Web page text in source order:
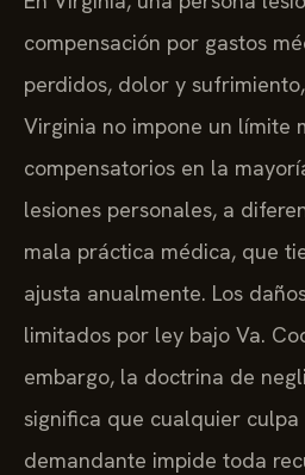
compensación por gastos
perdidos, dolor y
Virginia no impone un límite
compensatorios en la
lesiones personales, a
mala práctica médica, que
ajusta anualmente. Los
limitados por ley bajo Va.
embargo, la doctrina de
significa que cualquier
demandante impide toda